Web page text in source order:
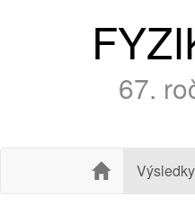
67.
Výsledky